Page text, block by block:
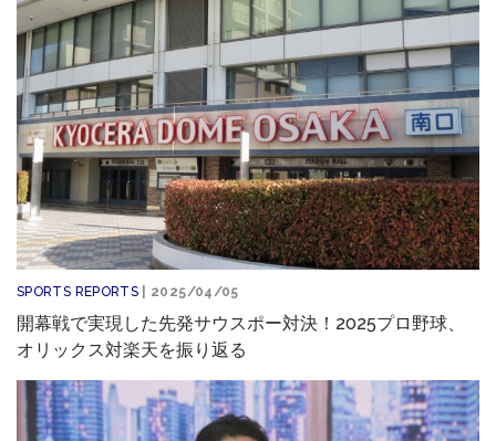
SPORTS REPORTS | 2025/04/05
開幕戦で実現した先発サウスポー対決！2025プロ野球、
オリックス対楽天を振り返る